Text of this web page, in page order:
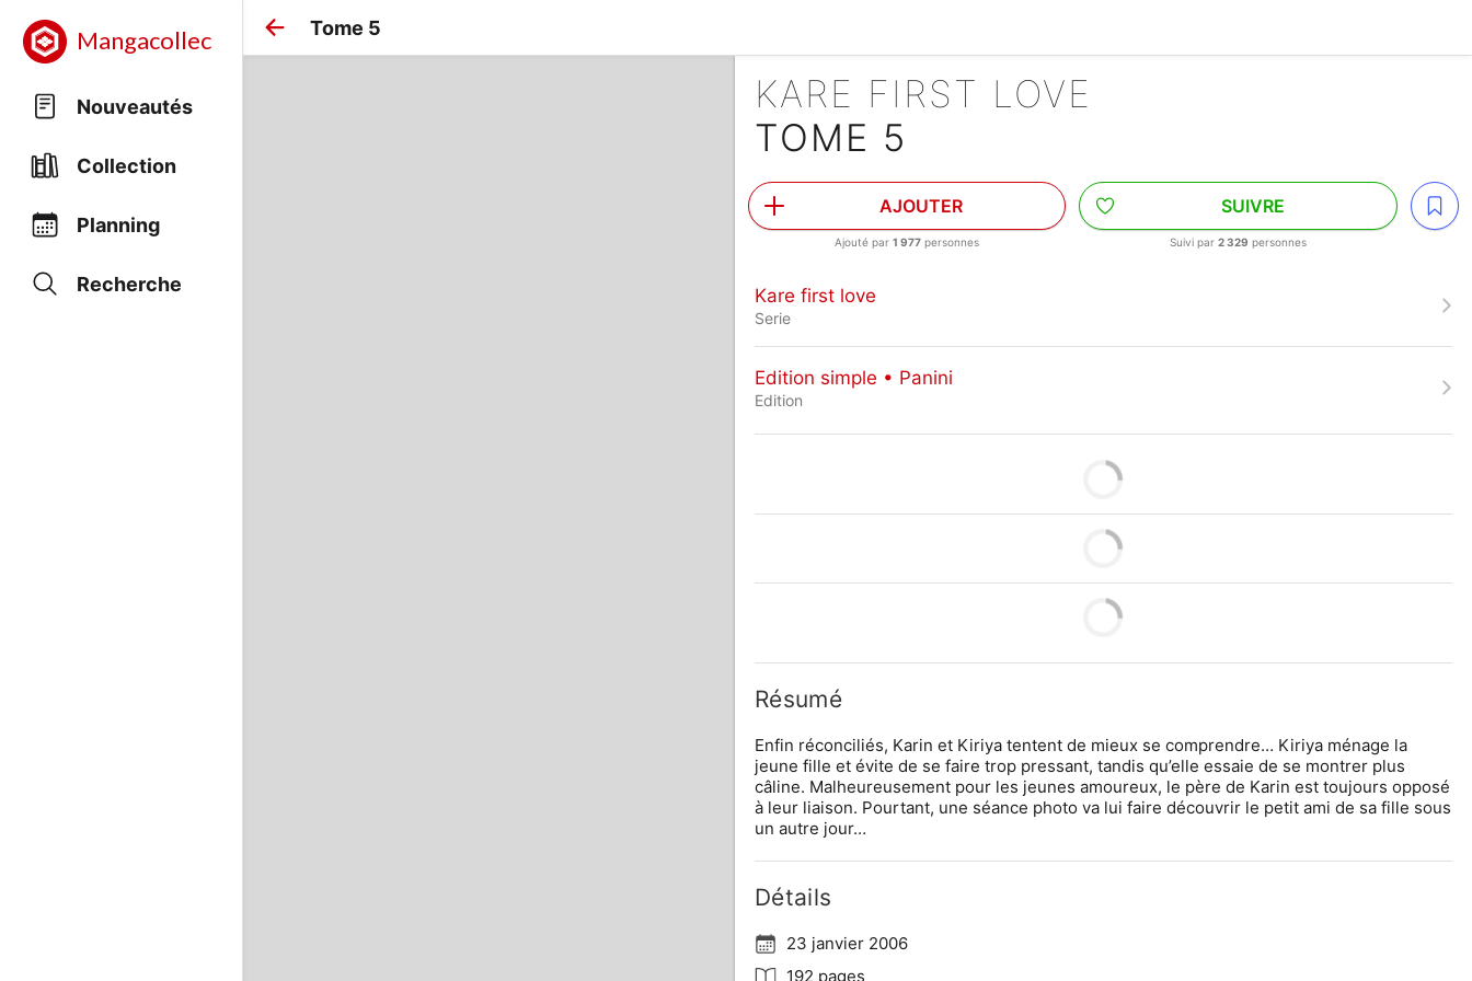
Mangacollec
Nouveautés
Collection
Planning
Recherche
Tome 5
KARE FIRST LOVE
TOME 5
AJOUTER
Ajouté par1 977 personnes
SUIVRE
Suivi par2 329 personnes
Kare first love
Serie
Edition simple • Panini
Edition
Résumé
Enfin réconciliés, Karin et Kiriya tentent de mieux se comprendre… Kiriya ménage la
jeune fille et évite de se faire trop pressant, tandis qu’elle essaie de se montrer plus
câline. Malheureusement pour les jeunes amoureux, le père de Karin est toujours opposé
à leur liaison. Pourtant, une séance photo va lui faire découvrir le petit ami de sa fille sous
un autre jour…
Détails
23 janvier 2006
192 pages